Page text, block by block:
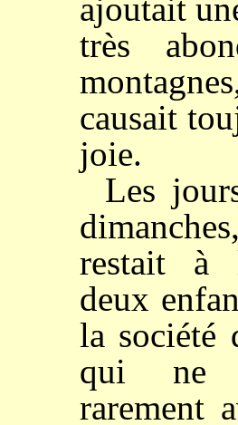
ajoutait
très
causait
joie.
Les
restait à
deux
la société
qui ne
rarement